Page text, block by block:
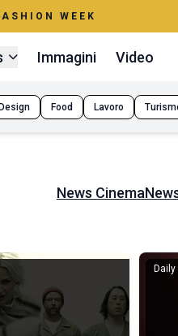
WEEK
Immagini Video
Food Lavoro
News Cinema